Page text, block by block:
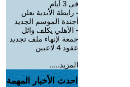
في 3 أيام
- رابطة الأندية تعلن
أجندة الموسم الجديد
- الأهلي يكلف وائل
جمعة لإنهاء ملف تجديد
عقود 4 لاعبين
المزيد.....
احدث الأخبار المهمة